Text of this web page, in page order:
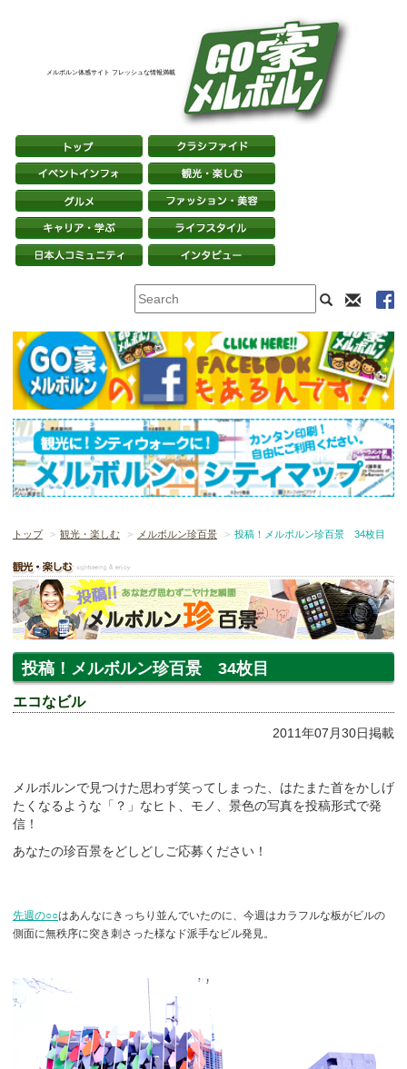
メルボルン体感サイト フレッシュな情報満載
トップ 観光・楽しむ メルボルン珍百景 投稿！メルボルン珍百景 34枚目
投稿！メルボルン珍百景 34枚目
エコなビル
2011年07月30日掲載
メルボルンで見つけた思わず笑ってしまった、はたまた首をかしげ
たくなるような「？」なヒト、モノ、景色の写真を投稿形式で発
信！
あなたの珍百景をどしどしご応募ください！
先週の○○はあんなにきっちり並んでいたのに、今週はカラフルな板がビルの
側面に無秩序に突き刺さった様なド派手なビル発見。